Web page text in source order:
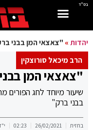
בס"ד
יהדות» "צאצאי המן בבני
הרב מיכאל סורוצקין
"צאצאי המן
שיעור מיוחד לחג הפורים
בבני ברק"
בחזית 26/02/2021
02:23